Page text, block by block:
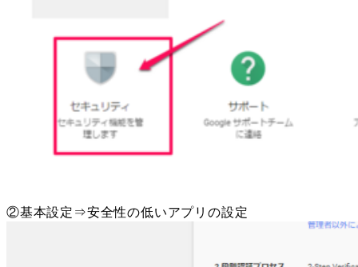
②基本設定⇒安全性の低いアプリの設定